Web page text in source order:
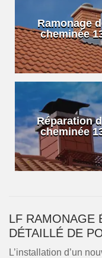
Ramonage
cheminée
Réparation
cheminée
LF RAMONAGE
DÉTAILLÉ DE
L’installation d’un